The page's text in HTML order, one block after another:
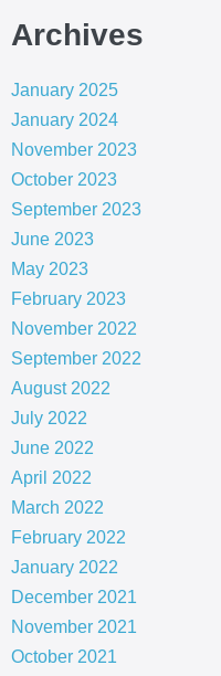
Archives
January 2025
January 2024
November 2023
October 2023
September 2023
June 2023
May 2023
February 2023
November 2022
September 2022
August 2022
July 2022
June 2022
April 2022
March 2022
February 2022
January 2022
December 2021
November 2021
October 2021